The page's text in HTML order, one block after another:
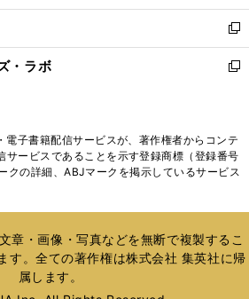
開
く
ウ
で
開
く
ン
ド
ウ
で
ウ
ィ
ン
ド
く
新
し
い
ド
ウ
で
・ラボ
新
ィ
ン
ド
開
く
子書籍配信サービスが、著作権者からコンテ
サービスであることを示す登録商標（登録番号
クの詳細、ABJマークを掲示しているサービス
章・画像・写真などを無断で複製するこ
す。全ての著作権は株式会社 集英社に帰
属します。